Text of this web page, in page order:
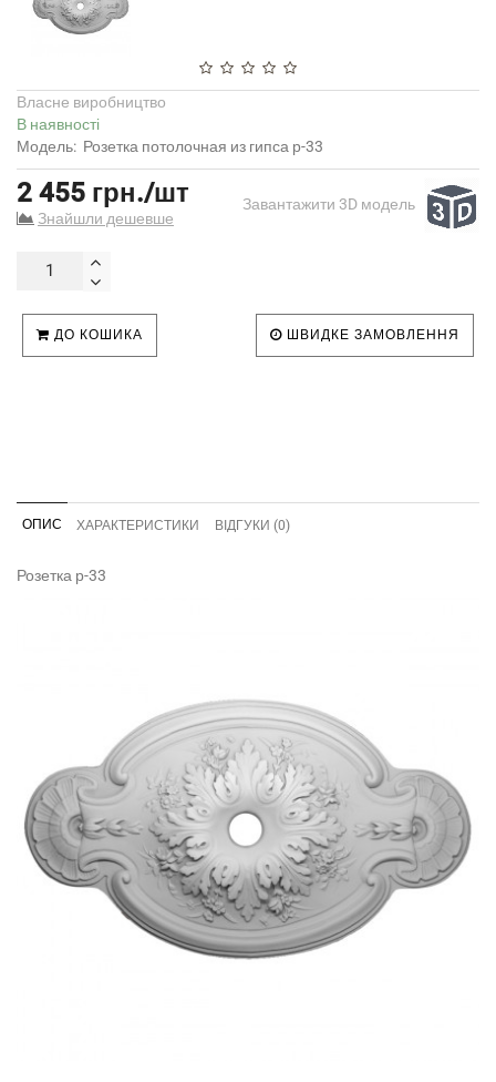
Власне виробництво
В наявності
Модель: Розетка потолочная из гипса р-33
2 455 грн./шт
Знайшли дешевше
Завантажити 3D модель
ДО КОШИКА ШВИДКЕ ЗАМОВЛЕННЯ
ОПИС ХАРАКТЕРИСТИКИ ВІДГУКИ (0)
Розетка р-33